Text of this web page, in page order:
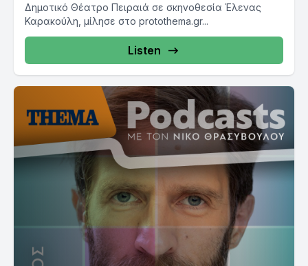
Δημοτικό Θέατρο Πειραιά σε σκηνοθεσία Έλενας
Καρακούλη, μίλησε στο protothema.gr...
Listen